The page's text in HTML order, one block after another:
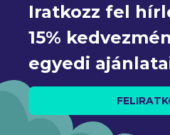
Iratkozz fel
15%
egyedi